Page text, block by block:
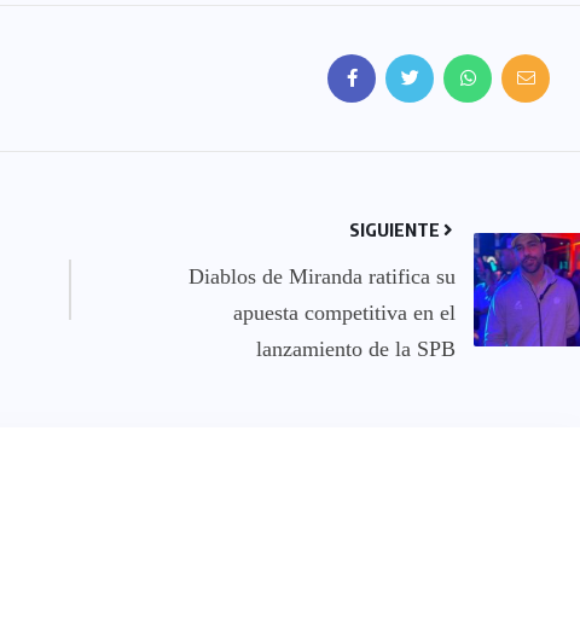
SIGUIENTE
Diablos de Miranda ratifica su
apuesta competitiva en el
lanzamiento de la SPB